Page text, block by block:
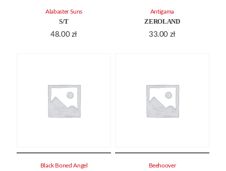
S/T
48.00 zł
Alabaster Suns
ZEROLAND
33.00 zł
Antigama
Black Boned Angel Beehoover